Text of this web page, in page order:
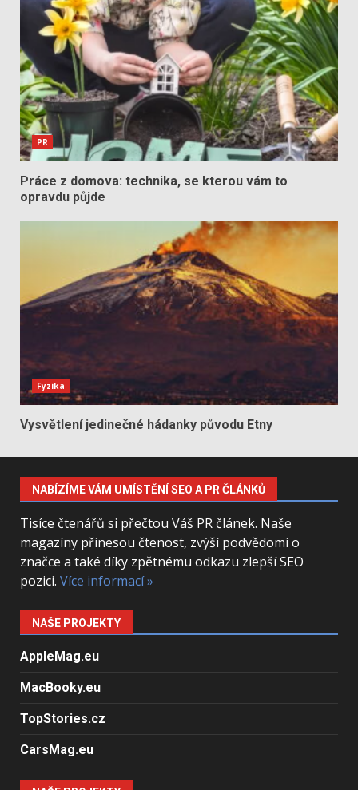
PR
Práce z domova: technika, se kterou vám to
opravdu půjde
Fyzika
Vysvětlení jedinečné hádanky původu Etny
NABÍZÍME VÁM UMÍSTĚNÍ SEO A PR ČLÁNKŮ
Tisíce čtenářů si přečtou Váš PR článek. Naše
magazíny přinesou čtenost, zvýší podvědomí o
značce a také díky zpětnému odkazu zlepší SEO
pozici. Více informací »
NAŠE PROJEKTY
AppleMag.eu
MacBooky.eu
TopStories.cz
CarsMag.eu